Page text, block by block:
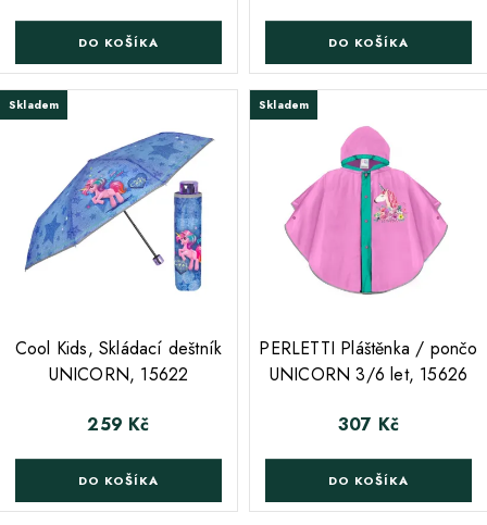
DO KOŠÍKA DO KOŠÍKA
Skladem
Cool Kids, Skládací deštník
UNICORN, 15622
Cena
259 Kč
DO KOŠÍKA
Skladem
PERLETTI Pláštěnka / pončo
UNICORN 3/6 let, 15626
Cena
307 Kč
DO KOŠÍKA